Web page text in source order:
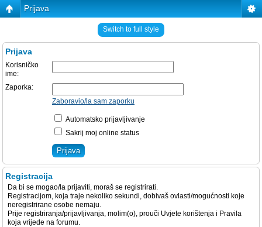
Prijava
Switch to full style
Prijava
Korisničko
ime:
Zaporka:
Zaboravio/la sam zaporku
Automatsko prijavljivanje
Sakrij moj online status
Registracija
Da bi se mogao/la prijaviti, moraš se registrirati.
Registracijom, koja traje nekoliko sekundi, dobivaš ovlasti/mogućnosti koje
neregistrirane osobe nemaju.
Prije registriranja/prijavljivanja, molim(o), prouči Uvjete korištenja i Pravila
koja vrijede na forumu.